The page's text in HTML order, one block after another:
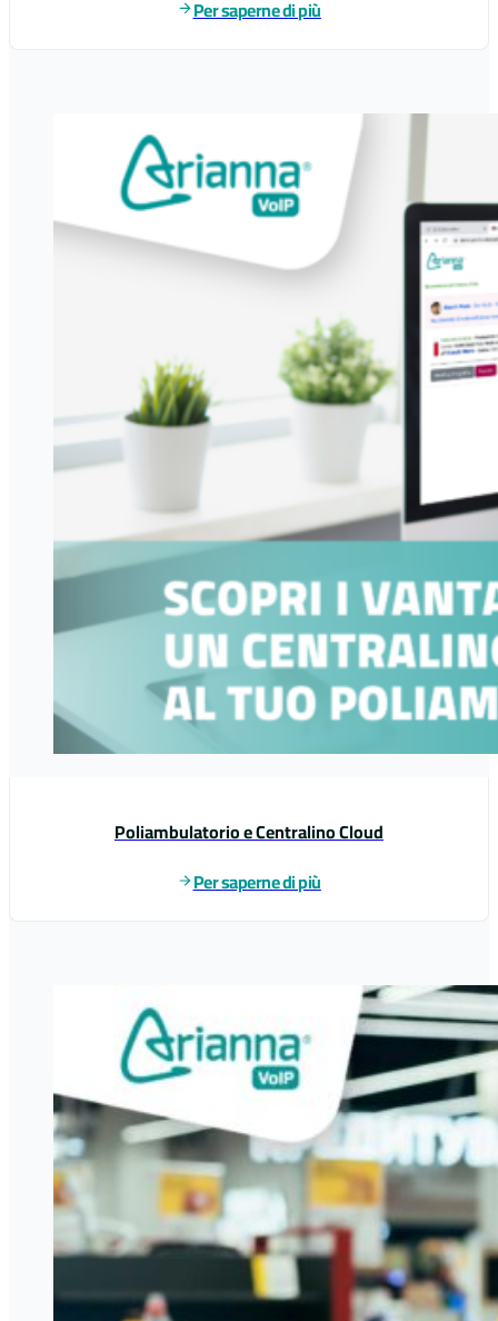
Per saperne di più
Poliambulatorio e Centralino Cloud
Per saperne di più